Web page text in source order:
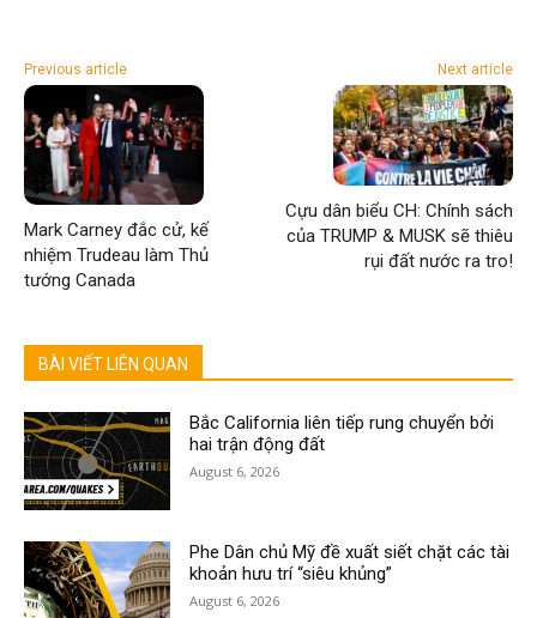
Previous article
Mark Carney đắc cử, kế
nhiệm Trudeau làm Thủ
tướng Canada
Next article
Cựu dân biểu CH: Chính sách
của TRUMP & MUSK sẽ thiêu
rụi đất nước ra tro!
BÀI VIẾT LIÊN QUAN
Bắc California liên tiếp rung chuyển bởi
hai trận động đất
August 6, 2026
Phe Dân chủ Mỹ đề xuất siết chặt các tài
khoản hưu trí “siêu khủng”
August 6, 2026